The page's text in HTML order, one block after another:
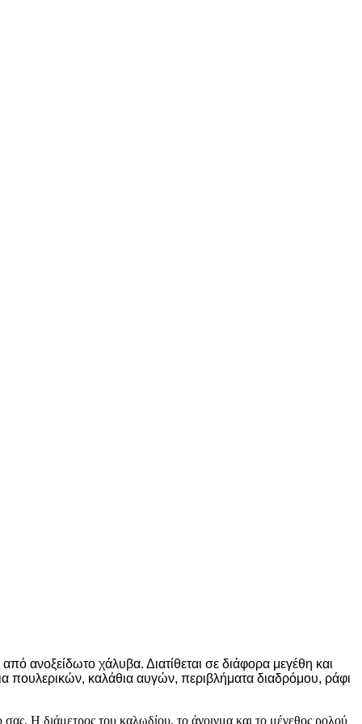
ανοξείδωτο χάλυβα. Διατίθεται σε διάφορα μεγέθη και
πουλερικών, καλάθια αυγών, περιβλήματα διαδρόμου, ράφι
σας. Η διάμετρος του καλωδίου, το άνοιγμα και το μέγεθος ρολού